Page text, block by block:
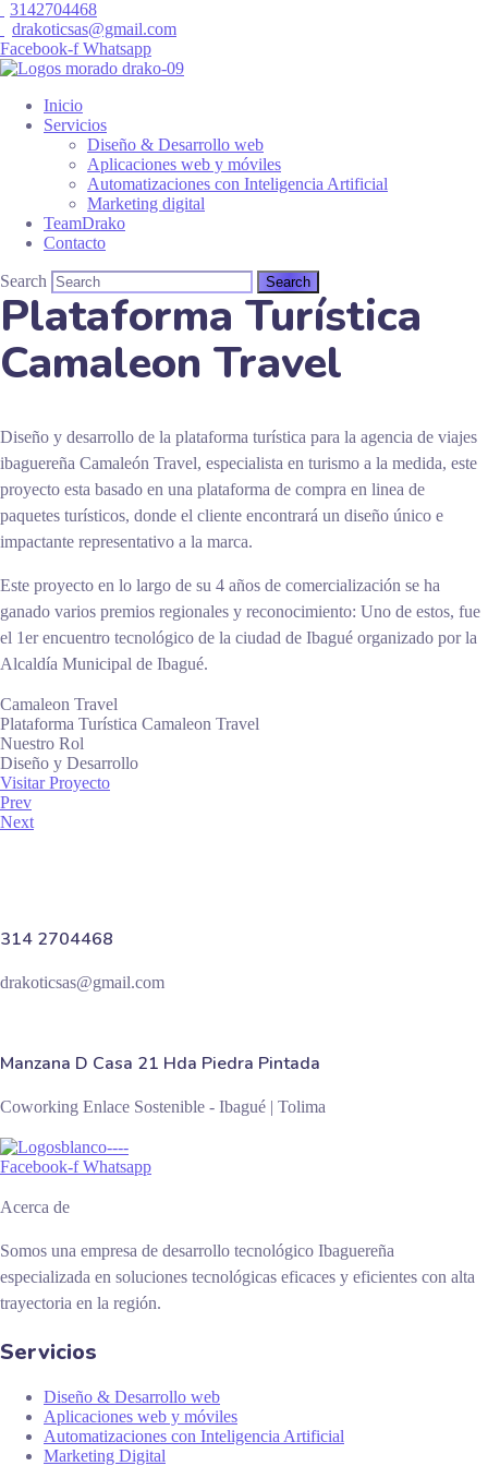
3142704468
drakoticsas@gmail.com
Facebook-f Whatsapp
Inicio
Servicios
Diseño & Desarrollo web
Aplicaciones web y móviles
Automatizaciones con Inteligencia Artificial
Marketing digital
TeamDrako
Contacto
Search
Plataforma Turística
Camaleon Travel
Diseño y desarrollo de la plataforma turística para la agencia de viajes
ibaguereña Camaleón Travel, especialista en turismo a la medida, este
proyecto esta basado en una plataforma de compra en linea de
paquetes turísticos, donde el cliente encontrará un diseño único e
impactante representativo a la marca.
Este proyecto en lo largo de su 4 años de comercialización se ha
ganado varios premios regionales y reconocimiento: Uno de estos, fue
el 1er encuentro tecnológico de la ciudad de Ibagué organizado por la
Alcaldía Municipal de Ibagué.
Camaleon Travel
Plataforma Turística Camaleon Travel
Nuestro Rol
Diseño y Desarrollo
Visitar Proyecto
Prev
Next
314 2704468
drakoticsas@gmail.com
Manzana D Casa 21 Hda Piedra Pintada
Coworking Enlace Sostenible - Ibagué | Tolima
Facebook-f Whatsapp
Acerca de
Somos una empresa de desarrollo tecnológico Ibaguereña
especializada en soluciones tecnológicas eficaces y eficientes con alta
trayectoria en la región.
Servicios
Diseño & Desarrollo web
Aplicaciones web y móviles
Automatizaciones con Inteligencia Artificial
Marketing Digital